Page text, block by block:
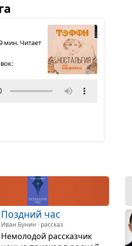
мин. Читает
Позд­ний час
Иван Бунин · рассказ
Немо­ло­дой рас­сказ­чик